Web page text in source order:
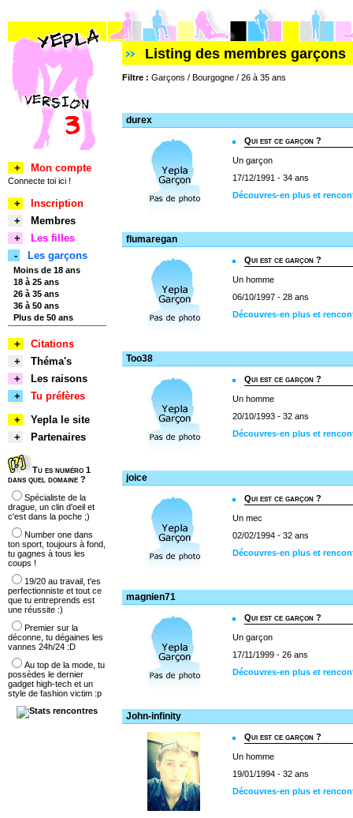
Listing des membres garçons
Filtre : Garçons / Bourgogne / 26 à 35 ans
durex
Qui est ce garçon ?
Un garçon
17/12/1991 - 34 ans
Découvres-en plus et
flumaregan
Qui est ce garçon ?
Un homme
06/10/1997 - 28 ans
Découvres-en plus et
Too38
Qui est ce garçon ?
Un homme
20/10/1993 - 32 ans
Découvres-en plus et
joice
Qui est ce garçon ?
Un mec
02/02/1994 - 32 ans
Découvres-en plus et
magnien71
Qui est ce garçon ?
Un garçon
17/11/1999 - 26 ans
Découvres-en plus et
John-infinity
Qui est ce garçon ?
Un homme
19/01/1994 - 32 ans
Découvres-en plus et
+ Mon compte
Connecte toi ici !
+
Inscription
+
Membres
+
Les filles
-
Les garçons
Moins de 18 ans
18 à 25 ans
26 à 35 ans
36 à 50 ans
Plus de 50 ans
+
Citations
+
Théma's
+
Les raisons
+
Tu préfères
+
Yepla le site
+
Partenaires
Tu es numéro 1
dans quel domaine ?
Spécialiste de la
drague, un clin d'oeil et
c'est dans la poche ;)
Number one dans
ton sport, toujours à fond,
tu gagnes à tous les
coups !
19/20 au travail, t'es
perfectionniste et tout ce
que tu entreprends est
une réussite :)
Premier sur la
déconne, tu dégaines les
vannes 24h/24 :D
Au top de la mode, tu
possèdes le dernier
gadget high-tech et un
style de fashion victim :p